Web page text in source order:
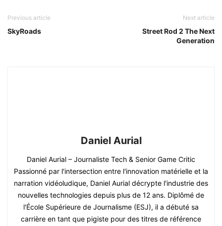
Previous article
SkyRoads
Next article
Street Rod 2 The Next
Generation
Daniel Aurial
Daniel Aurial – Journaliste Tech & Senior Game Critic
Passionné par l'intersection entre l'innovation matérielle et la
narration vidéoludique, Daniel Aurial décrypte l'industrie des
nouvelles technologies depuis plus de 12 ans. Diplômé de
l'École Supérieure de Journalisme (ESJ), il a débuté sa
carrière en tant que pigiste pour des titres de référence